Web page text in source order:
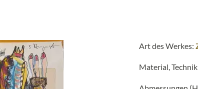
Art des Werkes:
Material,